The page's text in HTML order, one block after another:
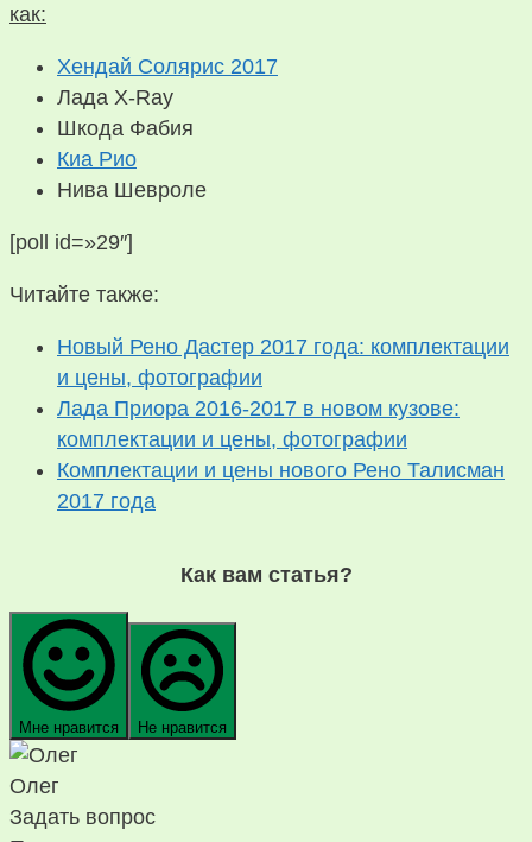
как:
Хендай Солярис 2017
Лада X-Ray
Шкода Фабия
Киа Рио
Нива Шевроле
[poll id=»29″]
Читайте также:
Новый Рено Дастер 2017 года: комплектации
и цены, фотографии
Лада Приора 2016-2017 в новом кузове:
комплектации и цены, фотографии
Комплектации и цены нового Рено Талисман
2017 года
Как вам статья?
Мне нравится Не нравится
Олег
Задать вопрос